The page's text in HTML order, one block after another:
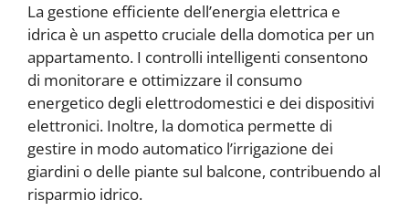
La gestione efficiente dell’energia elettrica e
idrica è un aspetto cruciale della domotica per un
appartamento. I controlli intelligenti consentono
di monitorare e ottimizzare il consumo
energetico degli elettrodomestici e dei dispositivi
elettronici. Inoltre, la domotica permette di
gestire in modo automatico l’irrigazione dei
giardini o delle piante sul balcone, contribuendo al
risparmio idrico.